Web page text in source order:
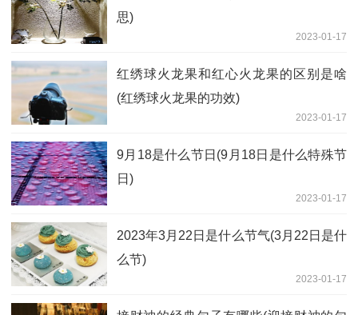
思)
2023-01-17
红绣球火龙果和红心火龙果的区别是啥
(红绣球火龙果的功效)
2023-01-17
9月18是什么节日(9月18日是什么特殊节
日)
2023-01-17
2023年3月22日是什么节气(3月22日是什
么节)
2023-01-17